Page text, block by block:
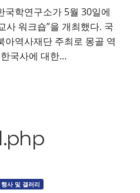
국학연구소가 5월 30일에
사 워크숍”을 개최했다. 국
역사재단 주최로 몽골 역
국사에 대한…
행사 및 갤러리